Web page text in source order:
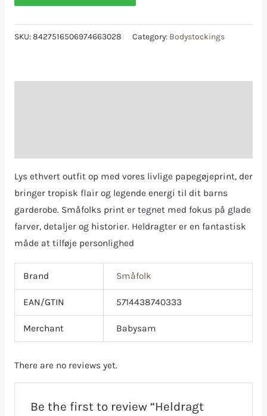
SKU:8427516506974663028 Category: Bodystockings
Lys ethvert outfit op med vores livlige papegøjeprint, der
bringer tropisk flair og legende energi til dit barns
garderobe. Småfolks print er tegnet med fokus på glade
farver, detaljer og historier. Heldragter er en fantastisk
måde at tilføje personlighed
Brand Småfolk
EAN/GTIN 5714438740333
Merchant Babysam
There are no reviews yet.
Be the first to review “Heldragt